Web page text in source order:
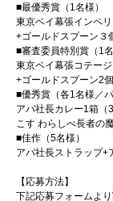
■最優秀賞（1名様）
東京ベイ幕張インペ
+ゴールドスプーン３
■審査委員特別賞（1名
東京ベイ幕張コテー
+ゴールドスプーン2個
■優秀賞（各1名様／
アパ社長カレー1箱（
こす わらしべ長者の魔
■佳作（5名様）
アパ社長ストラップ+
【応募方法】
下記応募フォームよ